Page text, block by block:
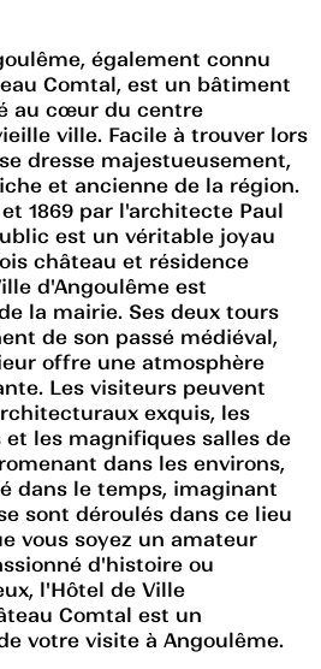
également connu
Comtal, est un bâtiment
au cœur du centre
ville. Facile à trouver lors
dresse majestueusement,
et ancienne de la région.
1869 par l'architecte Paul
est un véritable joyau
château et résidence
d'Angoulême est
la mairie. Ses deux tours
de son passé médiéval,
offre une atmosphère
Les visiteurs peuvent
exquis, les
les magnifiques salles de
dans les environs,
dans le temps, imaginant
sont déroulés dans ce lieu
vous soyez un amateur
d'histoire ou
l'Hôtel de Ville
Comtal est un
votre visite à Angoulême.